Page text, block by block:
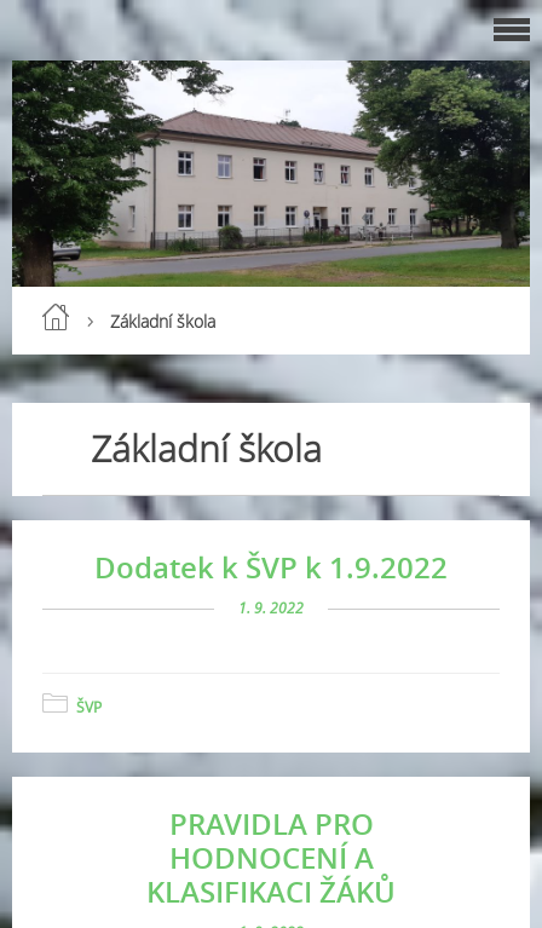
Základní škola
Základní škola
Dodatek k ŠVP k 1.9.2022
1. 9. 2022
ŠVP
PRAVIDLA PRO
HODNOCENÍ A
KLASIFIKACI ŽÁKŮ